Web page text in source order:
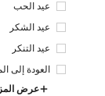
عيد الحب
عيد الشكر
عيد التنكر
العودة إلى
عرض